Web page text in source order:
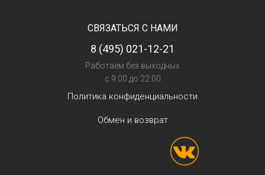
СВЯЗАТЬСЯ С НАМИ
8 (495) 021-12-21
Работаем без выходных
с 9:00 до 22:00
Политика конфиденциальности
Обмен и возврат